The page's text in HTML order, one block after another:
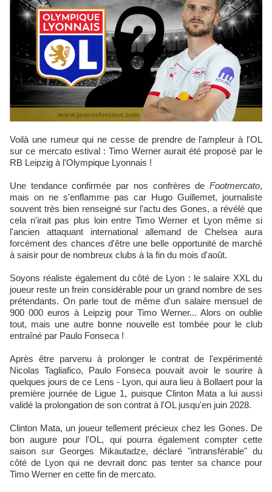
Voilà une rumeur qui ne cesse de prendre de l'ampleur à l'OL
sur ce mercato estival : Timo Werner aurait été proposé par le
RB Leipzig à l'Olympique Lyonnais !
Une tendance confirmée par nos confrères de Footmercato,
mais on ne s'enflamme pas car Hugo Guillemet, journaliste
souvent très bien renseigné sur l'actu des Gones, a révélé que
cela n'irait pas plus loin entre Timo Werner et Lyon même si
l'ancien attaquant international allemand de Chelsea aura
forcément des chances d'être une belle opportunité de marché
à saisir pour de nombreux clubs à la fin du mois d'août.
Soyons réaliste également du côté de Lyon : le salaire XXL du
joueur reste un frein considérable pour un grand nombre de ses
prétendants. On parle tout de même d'un salaire mensuel de
900 000 euros à Leipzig pour Timo Werner... Alors on oublie
tout, mais une autre bonne nouvelle est tombée pour le club
entraîné par Paulo Fonseca !
Après être parvenu à prolonger le contrat de l'expérimenté
Nicolas Tagliafico, Paulo Fonseca pouvait avoir le sourire à
quelques jours de ce Lens - Lyon, qui aura lieu à Bollaert pour la
première journée de Ligue 1, puisque Clinton Mata a lui aussi
validé la prolongation de son contrat à l'OL jusqu'en juin 2028.
Clinton Mata, un joueur tellement précieux chez les Gones. De
bon augure pour l'OL, qui pourra également compter cette
saison sur Georges Mikautadze, déclaré "intransférable" du
côté de Lyon qui ne devrait donc pas tenter sa chance pour
Timo Werner en cette fin de mercato.